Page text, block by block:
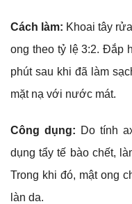
Cách làm: Khoai tây
ong theo tỷ lệ 3:2. Đắp
phút sau khi đã làm
mặt nạ với nước mát.
Công dụng: Do tính
dụng tẩy tế bào chết,
Trong khi đó, mật ong
làn da.